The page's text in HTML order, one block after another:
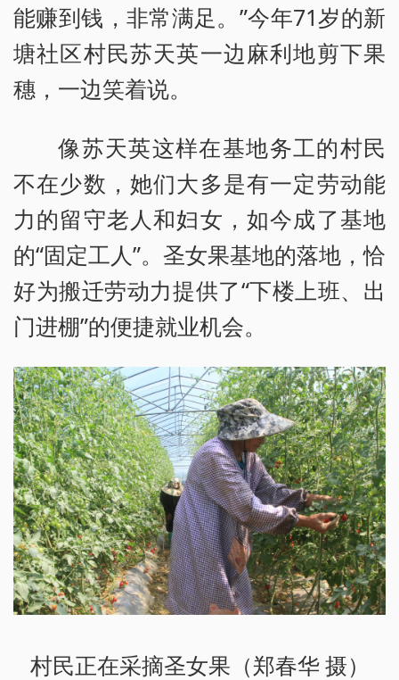
能赚到钱，非常满足。”今年71岁的新
塘社区村民苏天英一边麻利地剪下果
穗，一边笑着说。
像苏天英这样在基地务工的村民
不在少数，她们大多是有一定劳动能
力的留守老人和妇女，如今成了基地
的“固定工人”。圣女果基地的落地，恰
好为搬迁劳动力提供了“下楼上班、出
门进棚”的便捷就业机会。
村民正在采摘圣女果（郑春华 摄）